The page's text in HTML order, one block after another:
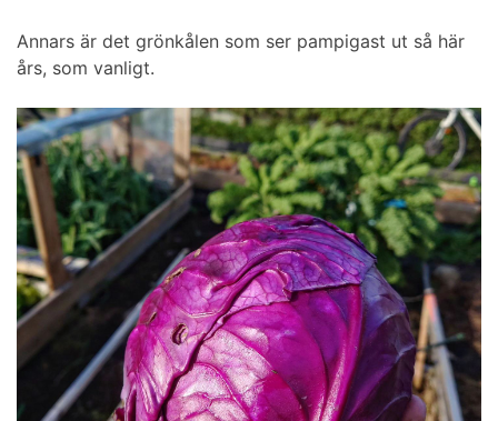
Annars är det grönkålen som ser pampigast ut så här
års, som vanligt.